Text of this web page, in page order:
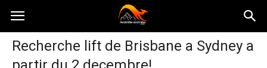
Australia-
Recherche lift de Brisbane a Sydney a